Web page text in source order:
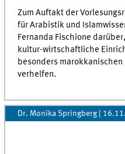
Zum Auftakt der
für Arabistik und
Fernanda Fischione
kultur-wirtschaftliche
besonders marokkanischen
verhelfen.
Dr. Monika Springberg